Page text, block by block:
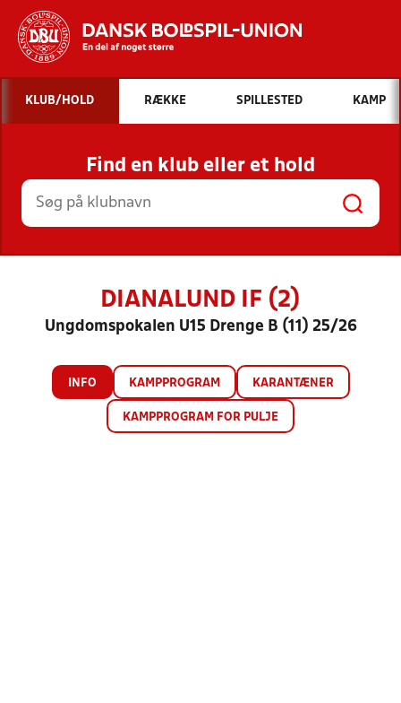
Hvad vil du søge efter?
INDHOLD OG NYHEDER
STILLINGER, RESULTATER, KLUBBER OG
HOLD
KLUB/HOLD RÆKKE SPILLESTED KAMP
Find en klub eller et hold
DIANALUND IF (2)
Ungdomspokalen U15 Drenge B (11) 25/26
INFO KAMPPROGRAM KARANTÆNER
KAMPPROGRAM FOR PULJE